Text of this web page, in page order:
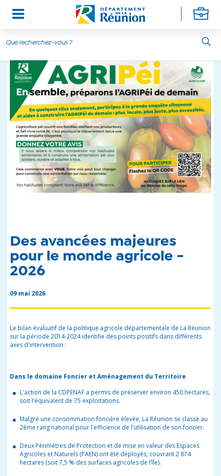
Aller au contenu principal
Des avancées majeures
pour le monde agricole -
2026
09 mai 2026
Le bilan évaluatif de la politique agricole départementale de La Réunion
sur la période 2014-2024 identifie des points positifs dans différents
axes d'intervention :
Dans le domaine Foncier et Aménagement du Territoire
L'action de la CDPENAF a permis de préserver environ 450 hectares,
soit l'équivalent de 75 exploitations.
Malgré une consommation foncière élevée, La Réunion se classe au
2ème rang national pour l'efficience de l'utilisation de son foncier.
Deux Périmètres de Protection et de mise en valeur des Espaces
Agricoles et Naturels (PAEN) ont été déployés, couvrant 2 874
hectares (soit 7,5 % des surfaces agricoles de l’île).